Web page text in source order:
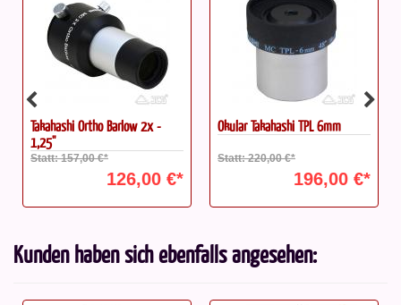
Okular Takahashi TPL 6mm
Statt: 220,00 €*
196,00 €*
Okular Takahashi TPL 25mm
Statt: 254,00 €*
227,00 €*
Kunden haben sich ebenfalls angesehen: